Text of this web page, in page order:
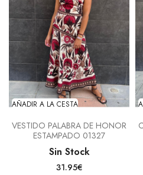
AÑADIR A LA CESTA
VESTIDO PALABRA DE HONOR
ESTAMPADO 01327
Sin Stock
31.95€